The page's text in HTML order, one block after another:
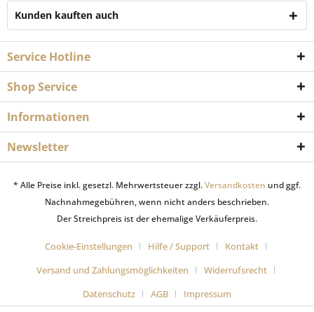
Kunden kauften auch
Service Hotline
Shop Service
Informationen
Newsletter
* Alle Preise inkl. gesetzl. Mehrwertsteuer zzgl.Versandkosten und ggf.
Nachnahmegebühren, wenn nicht anders beschrieben.
Der Streichpreis ist der ehemalige Verkäuferpreis.
Cookie-Einstellungen Hilfe / Support
Kontakt
Versand und Zahlungsmöglichkeiten
Widerrufsrecht
Datenschutz
AGB Impressum